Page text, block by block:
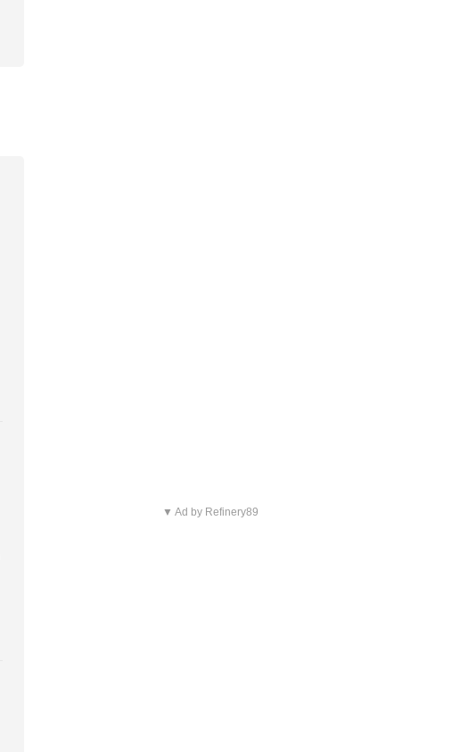
▼ Ad by Refinery89